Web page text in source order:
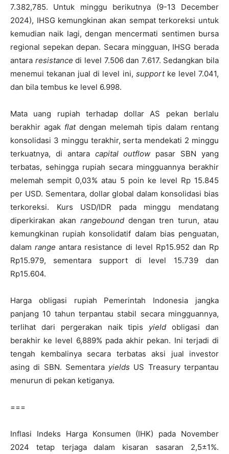
7.382,785. Untuk minggu berikutnya (9-13 December
2024), IHSG kemungkinan akan sempat terkoreksi untuk
kemudian naik lagi, dengan mencermati sentimen bursa
regional sepekan depan. Secara mingguan, IHSG berada
antara resistance di level 7.506 dan 7.617. Sedangkan bila
menemui tekanan jual di level ini, supportke level 7.041,
dan bila tembus ke level 6.998.
Mata uang rupiah terhadap dollar AS pekan berlalu
berakhir agak flatdengan melemah tipis dalam rentang
konsolidasi 3 minggu terakhir, serta mendekati 2 minggu
terkuatnya, di antara capital outflow pasar SBN yang
terbatas, sehingga rupiah secara mingguannya berakhir
melemah sempit 0,03% atau 5 poin ke level Rp 15.845
per USD. Sementara, dollar global dalam konsolidasi bias
terkoreksi. Kurs USD/IDR pada minggu mendatang
diperkirakan akan rangebounddengan tren turun, atau
kemungkinan rupiah konsolidatif dalam bias penguatan,
dalamrange antara resistance di level Rp15.952 dan Rp
Rp15.979, sementara support di level 15.739 dan
Rp15.604.
Harga obligasi rupiah Pemerintah Indonesia jangka
panjang 10 tahun terpantau stabil secara mingguannya,
terlihat dari pergerakan naik tipis yieldobligasi dan
berakhir ke level 6,889% pada akhir pekan. Ini terjadi di
tengah kembalinya secara terbatas aksi jual investor
asing di SBN. Sementara yields US Treasury terpantau
menurun di pekan ketiganya.
===
Inflasi Indeks Harga Konsumen (IHK) pada November
2024 tetap terjaga dalam kisaran sasaran 2,5±1%.